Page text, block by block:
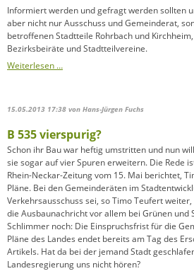
Informiert werden und gefragt werden sollten
aber nicht nur Ausschuss und Gemeinderat,
betroffenen Stadtteile Rohrbach und
Bezirksbeiräte und Stadtteilvereine.
Weiterlesen …B
nun
mitreden
15.05.2013 17:38 von Hans-Jürgen Fuchs
B 535 vierspurig?
Schon ihr Bau war heftig umstritten und nun
sie sogar auf vier Spuren erweitern. Die Rede
Rhein-Neckar-Zeitung vom 15. Mai berichtet,
Pläne. Bei den Gemeinderäten im
Verkehrsausschuss sei, so Timo Teufert
die Ausbaunachricht vor allem bei Grünen und
Schlimmer noch: Die Einspruchsfrist für die
Pläne des Landes endet bereits am Tag des
Artikels. Hat da bei der jemand Stadt
Landesregierung uns nicht hören?